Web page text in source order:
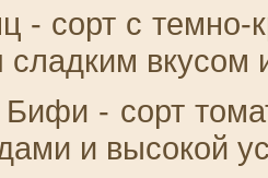
- сорт с
сладким
Бифи - сорт
и высокой